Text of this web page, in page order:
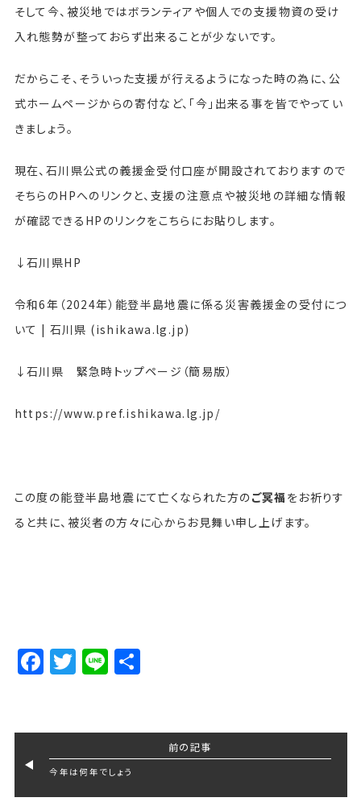
そして今、被災地ではボランティアや個人での支援物資の受け
入れ態勢が整っておらず出来ることが少ないです。
だからこそ、そういった支援が行えるようになった時の為に、公
式ホームページからの寄付など、「今」出来る事を皆でやってい
きましょう。
現在、石川県公式の義援金受付口座が開設されておりますので
そちらのHPへのリンクと、支援の注意点や被災地の詳細な情報
が確認できるHPのリンクをこちらにお貼りします。
↓石川県HP
令和6年（2024年）能登半島地震に係る災害義援金の受付につ
いて | 石川県 (ishikawa.lg.jp)
↓石川県 緊急時トップページ（簡易版）
https://www.pref.ishikawa.lg.jp/
この度の能登半島地震にて亡くなられた方のご冥福 をお祈りす
ると共に、被災者の方々に心からお見舞い申し上げます。
Facebook
Twitter
LineShare
前の記事
今年は何年でしょう